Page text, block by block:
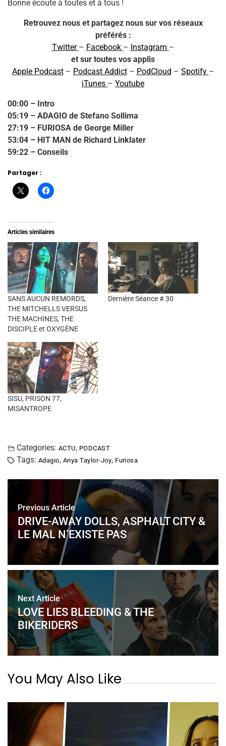
Bonne écoute à toutes et à tous !
Retrouvez nous et partagez nous sur vos réseaux
préférés :
Twitter – Facebook – Instagram –
et sur toutes vos applis
Apple Podcast– Podcast Addict– PodCloud – Spotify –
iTunes – Youtube
00:00 – Intro
05:19 – ADAGIO de Stefano Sollima
27:19 – FURIOSA de George Miller
53:04 – HIT MAN de Richard Linklater
59:22 – Conseils
Partager :
Articles similaires
SANS AUCUN REMORDS,
THE MITCHELLS VERSUS
THE MACHINES, THE
DISCIPLE et OXYGÈNE
Dernière Séance # 30
SISU, PRISON 77,
MISANTROPE
Categories: ACTU, PODCAST
Tags: Adagio, Anya Taylor-Joy, Furiosa
Previous Article
DRIVE-AWAY DOLLS, ASPHALT CITY &
LE MAL N’EXISTE PAS
Next Article
LOVE LIES BLEEDING & THE
BIKERIDERS
You May Also Like